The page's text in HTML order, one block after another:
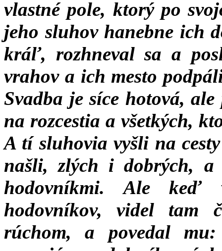
vlastné pole, ktorý po
jeho sluhov hanebne ich
kráľ, rozhneval sa a
vrahov a ich mesto
Svadba je síce hotová,
na rozcestia a všetkých,
A tí sluhovia vyšli na
našli, zlých i dobrých, a
hodovníkmi. Ale
hodovníkov, videl tam
rúchom, a povedal